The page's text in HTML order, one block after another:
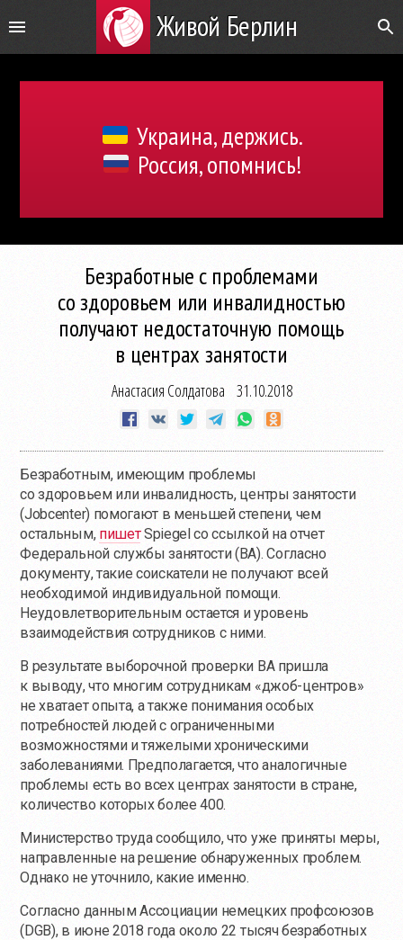
Живой Берлин
Украина, держись.
Россия, опомнись!
Безработные с проблемами
со здоровьем или инвалидностью
получают недостаточную помощь
в центрах занятости
Анастасия Солдатова 31.10.2018
Безработным, имеющим проблемы
со здоровьем или инвалидность, центры занятости
(Jobcenter) помогают в меньшей степени, чем
остальным, пишетSpiegel со ссылкой на отчет
Федеральной службы занятости (BA). Согласно
документу, такие соискатели не получают всей
необходимой индивидуальной помощи.
Неудовлетворительным остается и уровень
взаимодействия сотрудников с ними.
В результате выборочной проверки BA пришла
к выводу, что многим сотрудникам «джоб-центров»
не хватает опыта, а также понимания особых
потребностей людей с ограниченными
возможностями и тяжелыми хроническими
заболеваниями. Предполагается, что аналогичные
проблемы есть во всех центрах занятости в стране,
количество которых более 400.
Министерство труда сообщило, что уже приняты меры,
направленные на решение обнаруженных проблем.
Однако не уточнило, какие именно.
Согласно данным Ассоциации немецких профсоюзов
(DGB), в июне 2018 года около 22 тысяч безработных